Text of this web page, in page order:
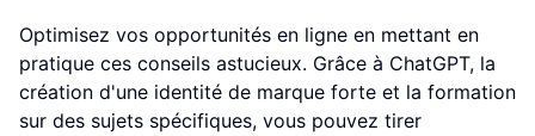
Optimisez vos opportunités en ligne en mettant en
pratique ces conseils astucieux. Grâce à ChatGPT, la
création d'une identité de marque forte et la formation
sur des sujets spécifiques, vous pouvez tirer